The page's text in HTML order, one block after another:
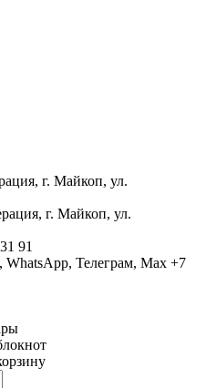
г. Майкоп, ул.
г. Майкоп, ул.
91
WhatsApp, Телеграм, Мах +7